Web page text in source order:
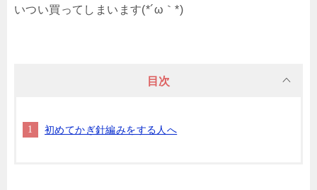
いつい買ってしまいます(*´ω｀*)
目次
初めてかぎ針編みをする人へ